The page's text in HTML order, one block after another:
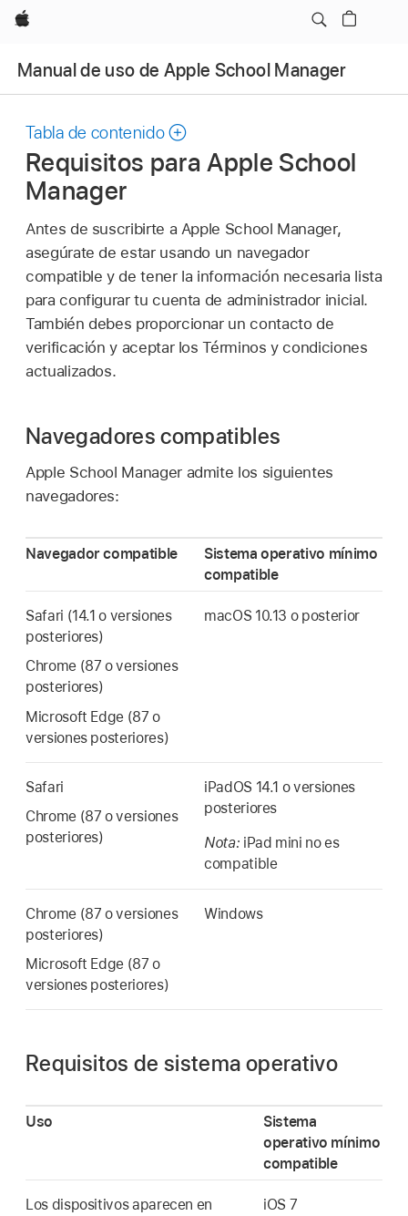
Apple
Manual de uso de Apple School Manager
Tabla de contenido
Requisitos para Apple School
Manager
Antes de suscribirte a Apple School Manager,
asegúrate de estar usando un navegador
compatible y de tener la información necesaria lista
para configurar tu cuenta de administrador inicial.
También debes proporcionar un contacto de
verificación y aceptar los Términos y condiciones
actualizados.
Navegadores compatibles
Apple School Manager admite los siguientes
navegadores:
Navegador compatible
Sistema operativo mínimo
compatible
Safari (14.1 o versiones
posteriores)
Chrome (87 o versiones
posteriores)
Microsoft Edge (87 o
versiones posteriores)
macOS 10.13 o posterior
Safari
Chrome (87 o versiones
posteriores)
iPadOS 14.1 o versiones
posteriores
Nota: iPad mini no es
compatible
Chrome (87 o versiones
posteriores)
Microsoft Edge (87 o
versiones posteriores)
Windows
Requisitos de sistema operativo
Uso
Sistema
operativo mínimo
compatible
Los dispositivos aparecen en
iOS 7